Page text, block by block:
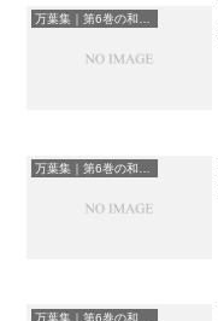
万葉集｜第6巻の和歌一覧